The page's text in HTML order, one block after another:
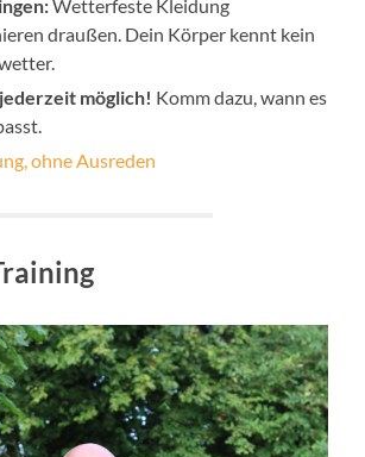
Wetterfeste Kleidung
draußen. Dein Körper kennt kein
möglich! Komm dazu, wann es
ohne Ausreden